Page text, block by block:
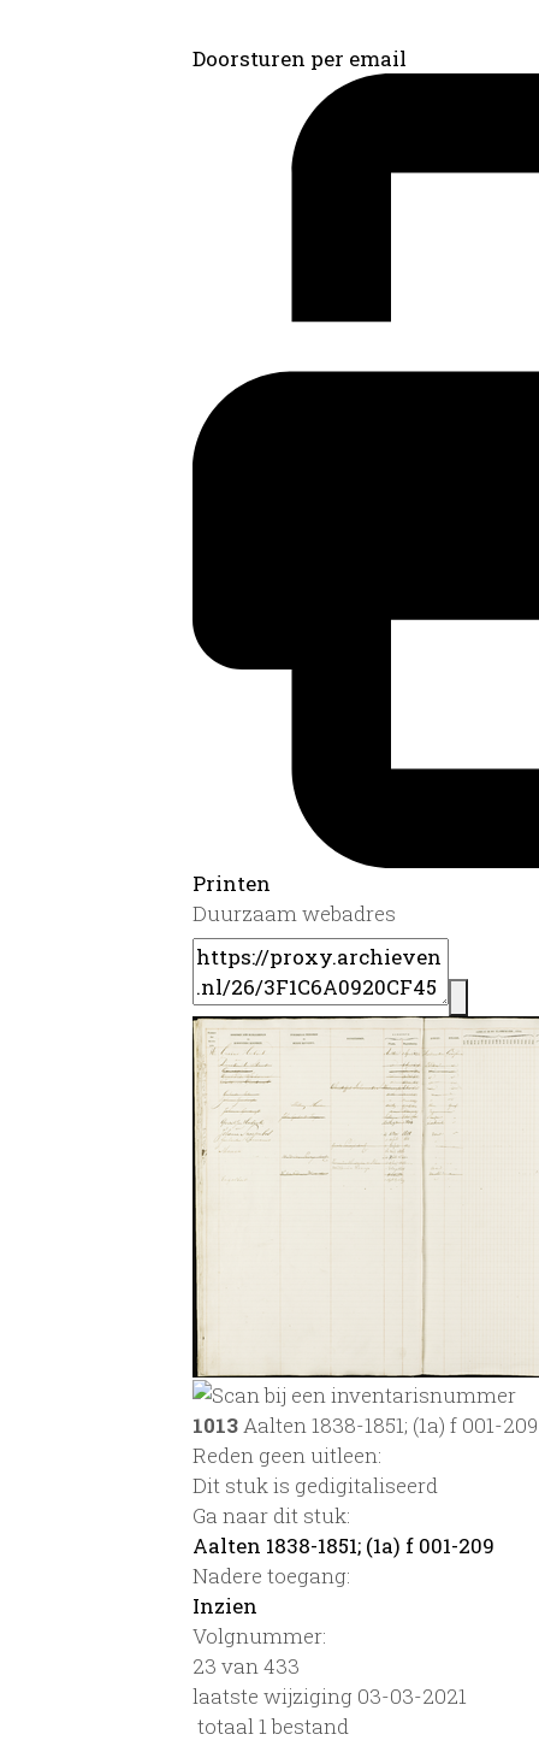
Doorsturen per email
Printen
Duurzaam webadres
1013Aalten 1838-1851; (1a) f 001-209
Reden geen uitleen:
Dit stuk is gedigitaliseerd
Ga naar dit stuk:
Aalten 1838-1851; (1a) f 001-209
Nadere toegang:
Inzien
Volgnummer:
23 van 433
laatste wijziging 03-03-2021
totaal 1 bestand